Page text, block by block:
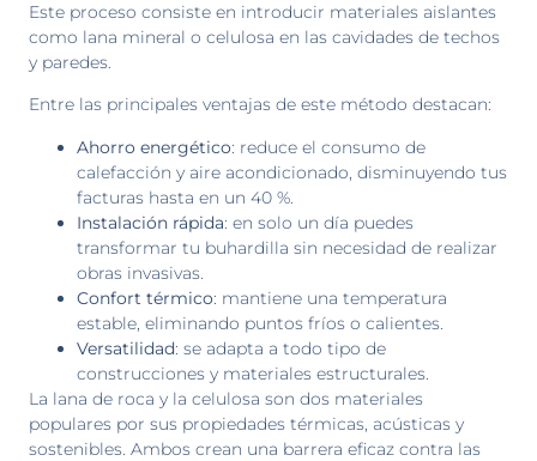
Este proceso consiste en introducir materiales aislantes
como lana mineral o celulosa en las cavidades de techos
y paredes.
Entre las principales ventajas de este método destacan:
Ahorro energético: reduce el consumo de
calefacción y aire acondicionado, disminuyendo tus
facturas hasta en un 40 %.
Instalación rápida: en solo un día puedes
transformar tu buhardilla sin necesidad de realizar
obras invasivas.
Confort térmico: mantiene una temperatura
estable, eliminando puntos fríos o calientes.
Versatilidad: se adapta a todo tipo de
construcciones y materiales estructurales.
La lana de roca y la celulosa son dos materiales
populares por sus propiedades térmicas, acústicas y
sostenibles. Ambos crean una barrera eficaz contra las